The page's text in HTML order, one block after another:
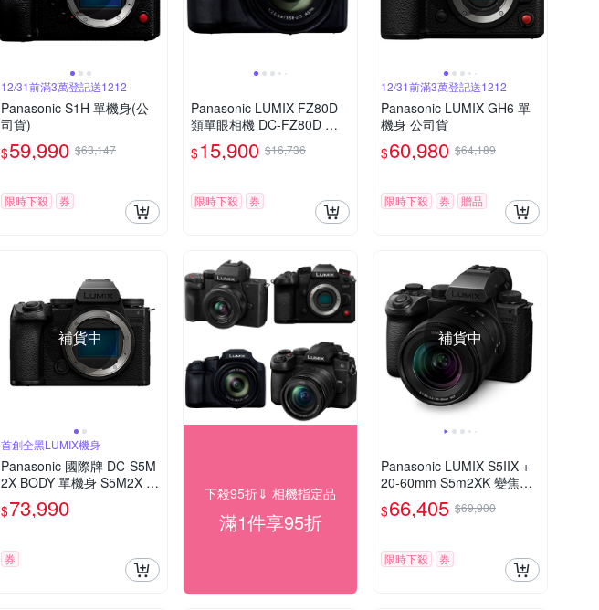
12/31前滿3萬登記送1212
Panasonic S1H 單機身(公
司貨)
$59,990 $63,147
限時下殺 券
Panasonic LUMIX FZ80D
類單眼相機 DC-FZ80D 公
司貨
$15,900 $16,736
限時下殺 券
12/31前滿3萬登記送1212
Panasonic LUMIX GH6 單
機身 公司貨
$60,980 $64,189
限時下殺 券 贈品
補貨中
首創全黑LUMIX機身
Panasonic 國際牌 DC-S5M
2X BODY 單機身 S5M2X 公
司貨
$73,990
券
下殺95折⇓ 相機指定品
滿1件享95折
補貨中
Panasonic LUMIX S5IIX +
20-60mm S5m2XK 變焦鏡
組 公司貨 DC-S5M2XK
$66,405 $69,900
限時下殺 券